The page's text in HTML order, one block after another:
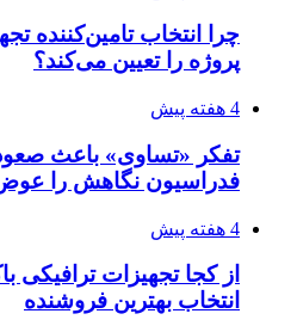
چرا انتخاب تامین‌کننده
پروژه را تعیین می‌کند؟
4 هفته پیش
تفکر «تساوی» باعث
فدراسیون نگاهش را
4 هفته پیش
از کجا تجهیزات ترافیکی
انتخاب بهترین فروشنده